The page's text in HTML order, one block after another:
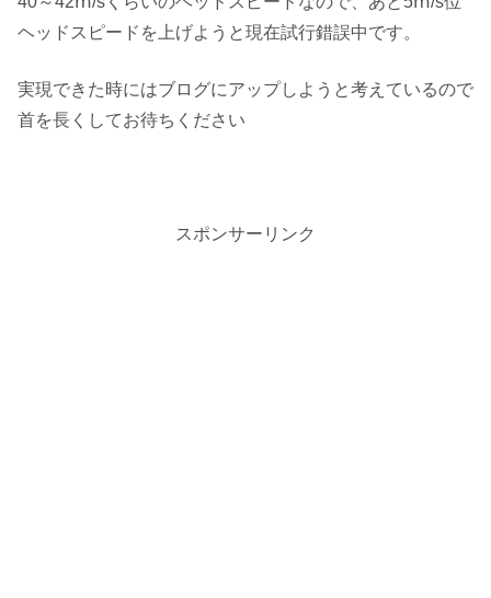
ヘッドスピードを上げようと現在試行錯誤中です。
実現できた時にはブログにアップしようと考えているので
首を長くしてお待ちください
スポンサーリンク